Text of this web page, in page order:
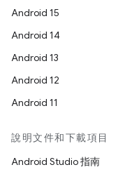
Android 15
Android 14
Android 13
Android 12
Android 11
說明文件和下載項目
Android Studio 指南